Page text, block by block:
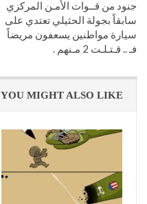
جنود من قــوات الأمـن المركزي
سابقاً بجولة الحثيلي تعتدي على
سيارة مواطنين يسعفون مريضاً
فـ .. قـتـلـت 2 مـنهم .
YOU MIGHT ALSO LIKE